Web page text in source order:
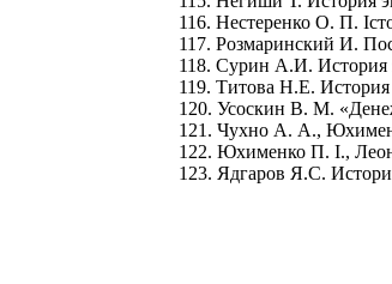
116. Нестеренко О. П.
117. Розмаринский И.
118. Сурин А.И. История
119. Титова Н.Е.
120. Усоскин В. М.
121. Чухно А. А.,
122. Юхименко П. І.,
123. Ядгаров Я.С.